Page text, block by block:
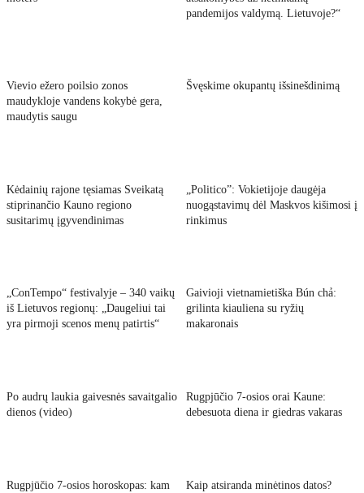
pandemijos valdymą. Lietuvoje?“
Vievio ežero poilsio zonos
maudykloje vandens kokybė gera,
maudytis saugu
Švęskime okupantų išsinešdinimą
Kėdainių rajone tęsiamas Sveikatą
stiprinančio Kauno regiono
susitarimų įgyvendinimas
„Politico”: Vokietijoje daugėja
nuogąstavimų dėl Maskvos kišimosi į
rinkimus
„ConTempo“ festivalyje – 340 vaikų
iš Lietuvos regionų: „Daugeliui tai
yra pirmoji scenos menų patirtis“
Gaivioji vietnamietiška Bún chả:
grilinta kiauliena su ryžių
makaronais
Po audrų laukia gaivesnės savaitgalio
dienos (video)
Rugpjūčio 7-osios orai Kaune:
debesuota diena ir giedras vakaras
Rugpjūčio 7-osios horoskopas: kam
Kaip atsiranda minėtinos datos?